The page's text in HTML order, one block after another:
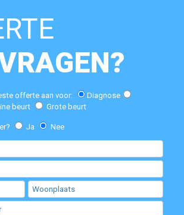
offerte aan voor:
Diagnose
beurt Grote beurt
Ja Nee